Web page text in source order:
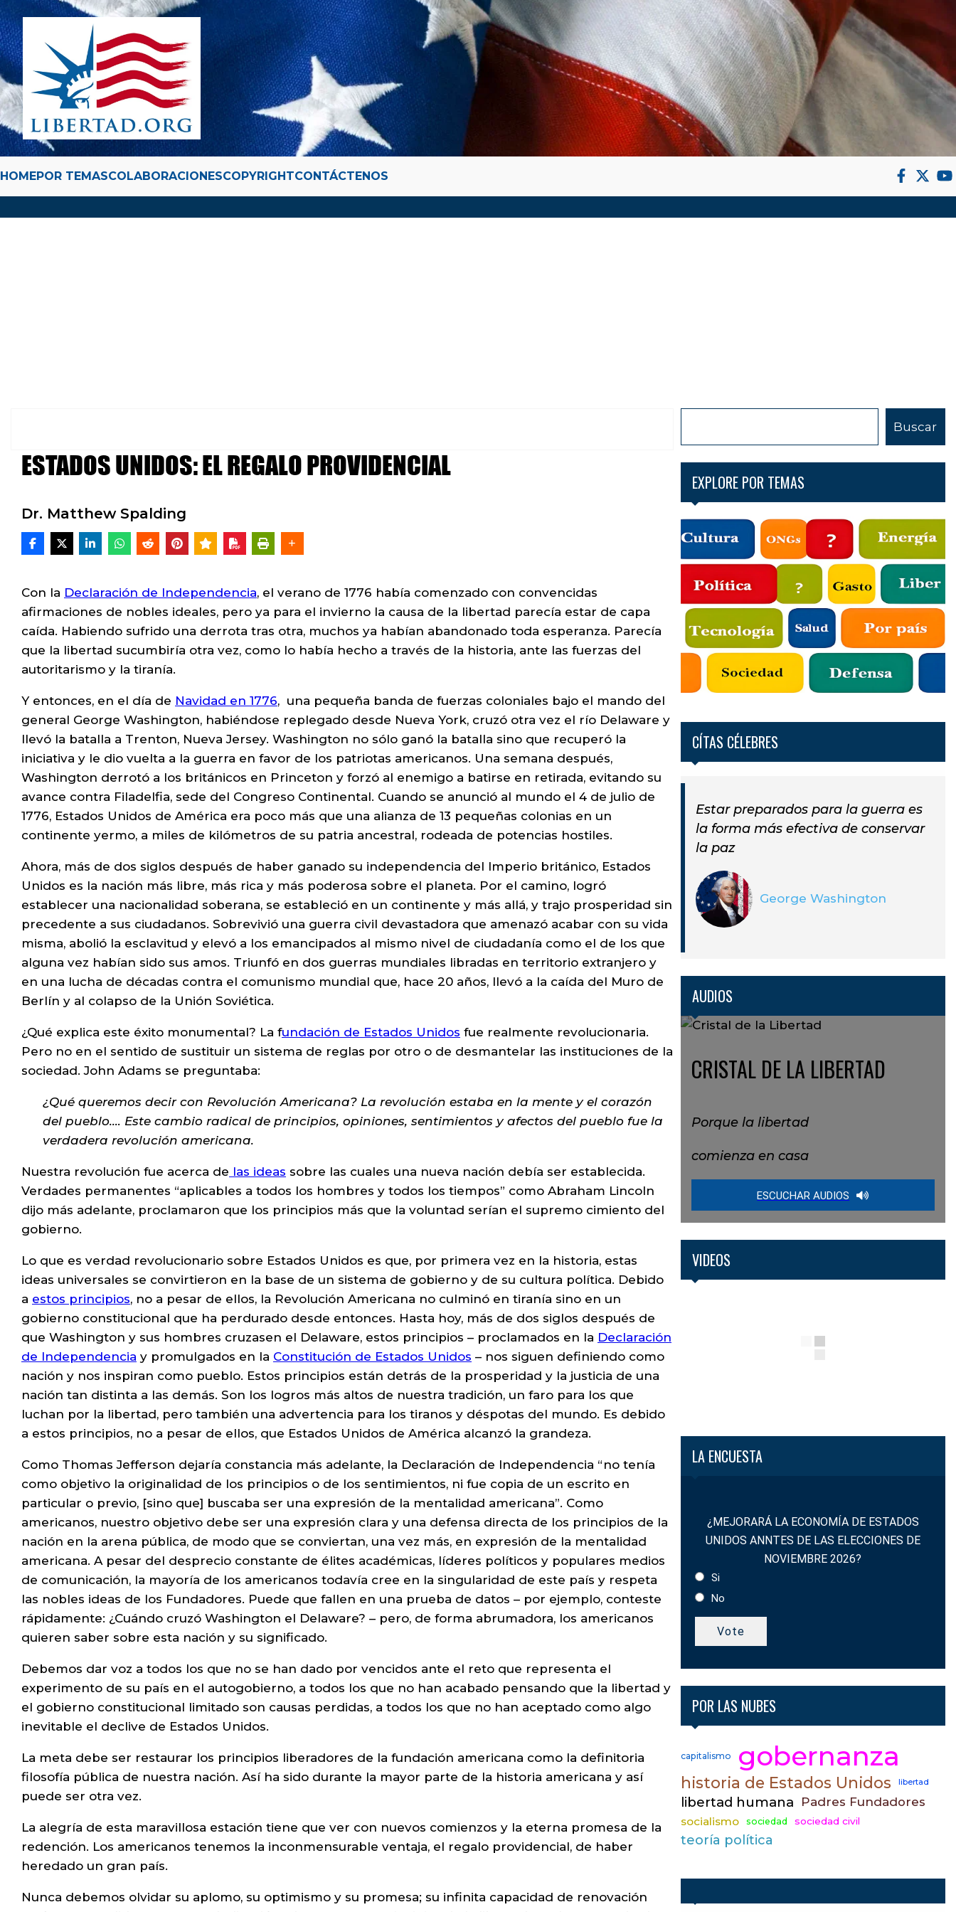
HOMEPOR TEMASCOLABORACIONESCOPYRIGHTCONTÁCTENOS
ESTADOS UNIDOS: EL REGALO PROVIDENCIAL
Dr. Matthew Spalding
Con la Declaración de Independencia, el verano de 1776 había comenzado con convencidas
afirmaciones de nobles ideales, pero ya para el invierno la causa de la libertad parecía estar de capa
caída. Habiendo sufrido una derrota tras otra, muchos ya habían abandonado toda esperanza. Parecía
que la libertad sucumbiría otra vez, como lo había hecho a través de la historia, ante las fuerzas del
autoritarismo y la tiranía.
Y entonces, en el día de Navidad en 1776, una pequeña banda de fuerzas coloniales bajo el mando del
general George Washington, habiéndose replegado desde Nueva York, cruzó otra vez el río Delaware y
llevó la batalla a Trenton, Nueva Jersey. Washington no sólo ganó la batalla sino que recuperó la
iniciativa y le dio vuelta a la guerra en favor de los patriotas americanos. Una semana después,
Washington derrotó a los británicos en Princeton y forzó al enemigo a batirse en retirada, evitando su
avance contra Filadelfia, sede del Congreso Continental. Cuando se anunció al mundo el 4 de julio de
1776, Estados Unidos de América era poco más que una alianza de 13 pequeñas colonias en un
continente yermo, a miles de kilómetros de su patria ancestral, rodeada de potencias hostiles.
Ahora, más de dos siglos después de haber ganado su independencia del Imperio británico, Estados
Unidos es la nación más libre, más rica y más poderosa sobre el planeta. Por el camino, logró
establecer una nacionalidad soberana, se estableció en un continente y más allá, y trajo prosperidad sin
precedente a sus ciudadanos. Sobrevivió una guerra civil devastadora que amenazó acabar con su vida
misma, abolió la esclavitud y elevó a los emancipados al mismo nivel de ciudadanía como el de los que
alguna vez habían sido sus amos. Triunfó en dos guerras mundiales libradas en territorio extranjero y
en una lucha de décadas contra el comunismo mundial que, hace 20 años, llevó a la caída del Muro de
Berlín y al colapso de la Unión Soviética.
¿Qué explica este éxito monumental? La fundación de Estados Unidos fue realmente revolucionaria.
Pero no en el sentido de sustituir un sistema de reglas por otro o de desmantelar las instituciones de la
sociedad. John Adams se preguntaba:
¿Qué queremos decir con Revolución Americana? La revolución estaba en la mente y el corazón
del pueblo.… Este cambio radical de principios, opiniones, sentimientos y afectos del pueblo fue la
verdadera revolución americana.
Nuestra revolución fue acerca de las ideas sobre las cuales una nueva nación debía ser establecida.
Verdades permanentes “aplicables a todos los hombres y todos los tiempos” como Abraham Lincoln
dijo más adelante, proclamaron que los principios más que la voluntad serían el supremo cimiento del
gobierno.
Lo que es verdad revolucionario sobre Estados Unidos es que, por primera vez en la historia, estas
ideas universales se convirtieron en la base de un sistema de gobierno y de su cultura política. Debido
a estos principios, no a pesar de ellos, la Revolución Americana no culminó en tiranía sino en un
gobierno constitucional que ha perdurado desde entonces. Hasta hoy, más de dos siglos después de
que Washington y sus hombres cruzasen el Delaware, estos principios – proclamados en la Declaración
de Independencia y promulgados en la Constitución de Estados Unidos – nos siguen definiendo como
nación y nos inspiran como pueblo. Estos principios están detrás de la prosperidad y la justicia de una
nación tan distinta a las demás. Son los logros más altos de nuestra tradición, un faro para los que
luchan por la libertad, pero también una advertencia para los tiranos y déspotas del mundo. Es debido
a estos principios, no a pesar de ellos, que Estados Unidos de América alcanzó la grandeza.
Como Thomas Jefferson dejaría constancia más adelante, la Declaración de Independencia “no tenía
como objetivo la originalidad de los principios o de los sentimientos, ni fue copia de un escrito en
particular o previo, [sino que] buscaba ser una expresión de la mentalidad americana”. Como
americanos, nuestro objetivo debe ser una expresión clara y una defensa directa de los principios de la
nación en la arena pública, de modo que se conviertan, una vez más, en expresión de la mentalidad
americana. A pesar del desprecio constante de élites académicas, líderes políticos y populares medios
de comunicación, la mayoría de los americanos todavía cree en la singularidad de este país y respeta
las nobles ideas de los Fundadores. Puede que fallen en una prueba de datos – por ejemplo, conteste
rápidamente: ¿Cuándo cruzó Washington el Delaware? – pero, de forma abrumadora, los americanos
quieren saber sobre esta nación y su significado.
Debemos dar voz a todos los que no se han dado por vencidos ante el reto que representa el
experimento de su país en el autogobierno, a todos los que no han acabado pensando que la libertad y
el gobierno constitucional limitado son causas perdidas, a todos los que no han aceptado como algo
inevitable el declive de Estados Unidos.
La meta debe ser restaurar los principios liberadores de la fundación americana como la definitoria
filosofía pública de nuestra nación. Así ha sido durante la mayor parte de la historia americana y así
puede ser otra vez.
La alegría de esta maravillosa estación tiene que ver con nuevos comienzos y la eterna promesa de la
redención. Los americanos tenemos la inconmensurable ventaja, el regalo providencial, de haber
heredado un gran país.
Nunca debemos olvidar su aplomo, su optimismo y su promesa; su infinita capacidad de renovación
Buscar
EXPLORE POR TEMAS
CÍTAS CÉLEBRES
Estar preparados para la guerra es
la forma más efectiva de conservar
la paz
George Washington
AUDIOS
CRISTAL DE LA LIBERTAD
Porque la libertad
comienza en casa
ESCUCHAR AUDIOS
VIDEOS
LA ENCUESTA
¿MEJORARÁ LA ECONOMÍA DE ESTADOS
UNIDOS ANNTES DE LAS ELECCIONES DE
NOVIEMBRE 2026?
Si
No
Vote
POR LAS NUBES
capitalismo gobernanza
historia de Estados Unidos libertad
libertad humana Padres Fundadores
socialismo sociedad sociedad civil
teoría política